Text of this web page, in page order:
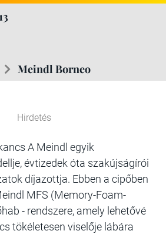
Meindl Borneo
Hirdetés
A Meindl egyik
évtizedek óta szakújságírói
díjazottja. Ebben a cipőben
MFS (Memory-Foam-
- rendszere, amely lehetővé
tökéletesen viselője lábára